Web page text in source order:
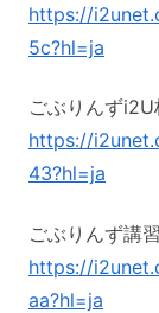
https://
5c?hl=ja
ごぶりんず
https://
43?hl=ja
ごぶりんず
https://
aa?hl=ja